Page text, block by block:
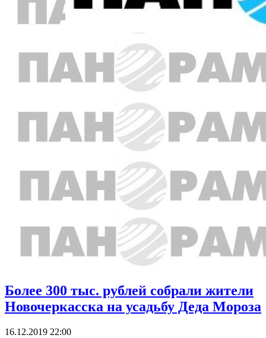
Более 300 тыс. рублей собрали жители
Новочеркасска на усадьбу Деда Мороза
16.12.2019 22:00